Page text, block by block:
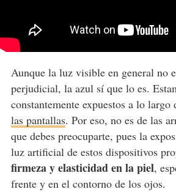
Aunque la luz visible en general no
perjudicial, la azul sí que lo es.
constantemente expuestos a lo largo
las pantallas. Por eso, no es de las
que debes preocuparte, pues la
luz artificial de estos dispositivos
firmeza y elasticidad en la piel,
frente y en el contorno de los ojos.